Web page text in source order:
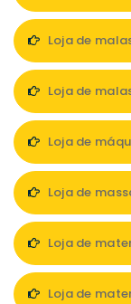
Loja de
Loja de
Loja de
Loja de
Loja de
Loja de